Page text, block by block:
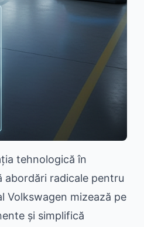
tehnologică în
abordări radicale pentru
Volkswagen mizează pe
și simplifică